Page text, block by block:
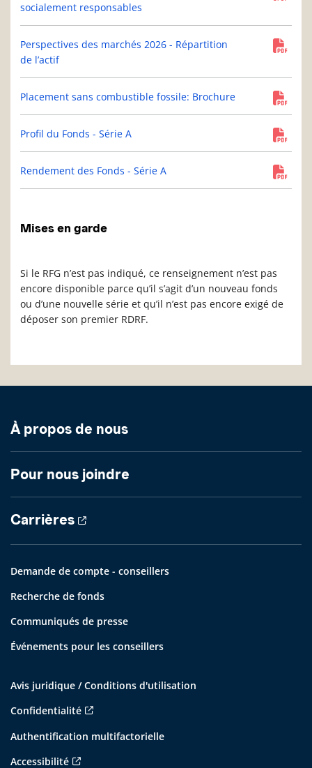
socialement responsables
Perspectives des marchés 2026 - Répartition
de l’actif
Placement sans combustible fossile: Brochure
Profil du Fonds - Série A
Rendement des Fonds - Série A
Mises en garde
Si le RFG n’est pas indiqué, ce renseignement n’est pas
encore disponible parce qu’il s’agit d’un nouveau fonds
ou d’une nouvelle série et qu’il n’est pas encore exigé de
déposer son premier RDRF.
À propos de nous
Pour nous joindre
Carrières
Demande de compte - conseillers
Recherche de fonds
Communiqués de presse
Événements pour les conseillers
Avis juridique / Conditions d'utilisation
Confidentialité
Authentification multifactorielle
Accessibilité